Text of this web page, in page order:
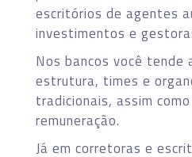
escritórios de agentes
investimentos e
Nos bancos você tende
estrutura, times e
tradicionais, assim
remuneração.
Já em corretoras e